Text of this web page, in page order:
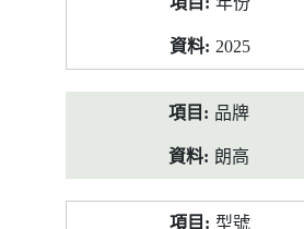
2025
品牌
朗高
型號